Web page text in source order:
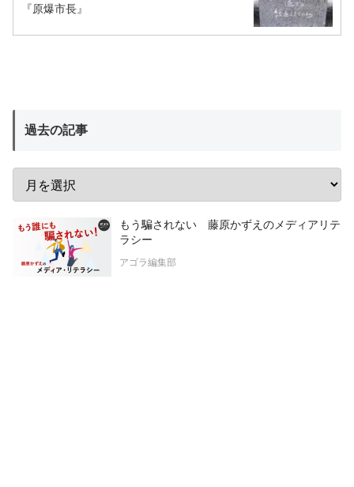
『原爆市長』
過去の記事
もう騙されない 藤原かずえのメディアリテ
ラシー
アゴラ編集部